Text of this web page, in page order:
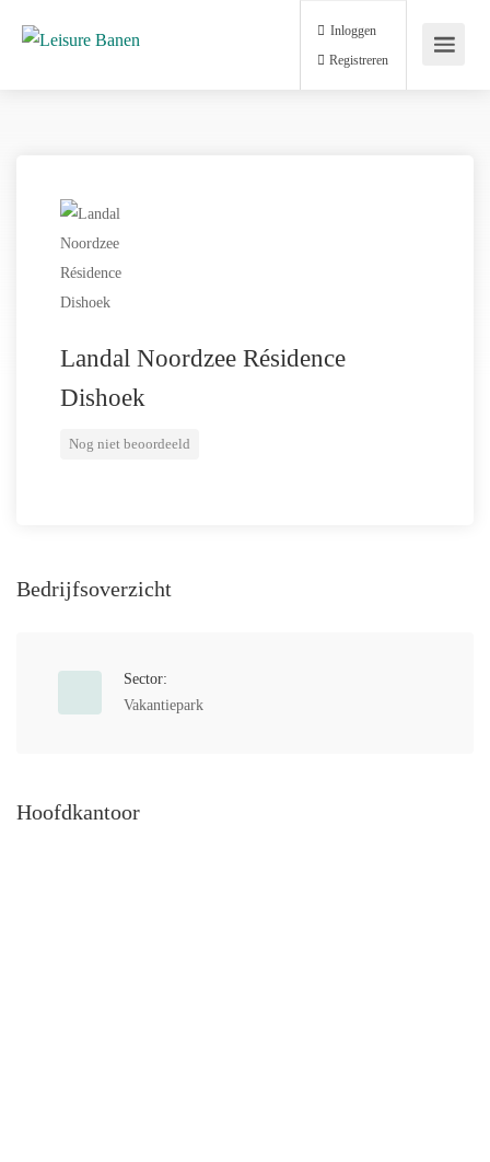
Inloggen
Registreren
Landal Noordzee Résidence
Dishoek
Nog niet beoordeeld
Bedrijfsoverzicht
Sector:
Vakantiepark
Hoofdkantoor